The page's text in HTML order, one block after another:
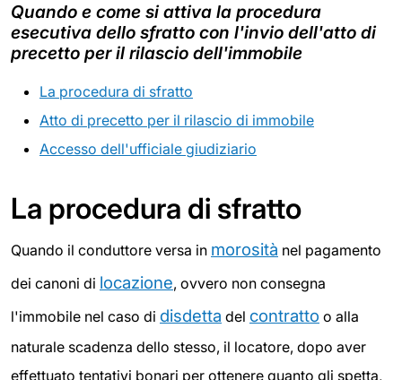
Quando e come si attiva la procedura
esecutiva dello sfratto con l'invio dell'atto di
precetto per il rilascio dell'immobile
La procedura di sfratto
Atto di precetto per il rilascio di immobile
Accesso dell'ufficiale giudiziario
La procedura di sfratto
Quando il conduttore versa in morosità nel pagamento
dei canoni di locazione, ovvero non consegna
l'immobile nel caso di disdetta del contratto o alla
naturale scadenza dello stesso, il locatore, dopo aver
effettuato tentativi bonari per ottenere quanto gli spetta,